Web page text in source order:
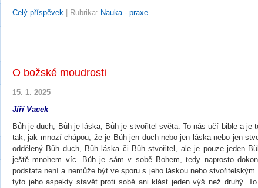
Celý příspěvek Rubrika: Nauka - praxe
O božské moudrosti
15. 1. 2025
Jiří Vacek
Bůh je duch, Bůh je láska, Bůh je stvořitel světa. To nás učí bible a je
tak, jak mnozí chápou, že je Bůh jen duch nebo jen láska nebo jen
oddělený Bůh duch, Bůh láska či Bůh stvořitel, ale je pouze jeden
ještě mnohem víc. Bůh je sám v sobě Bohem, tedy naprosto
podstata není a nemůže být ve sporu s jeho láskou nebo stvořitelským
tyto jeho aspekty stavět proti sobě ani klást jeden výš než druhý.